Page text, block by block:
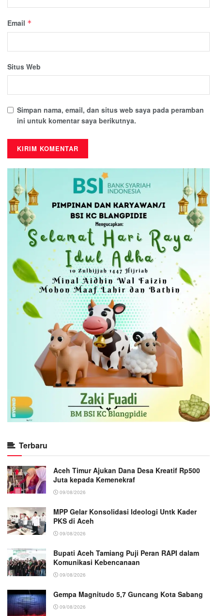
Email *
Situs Web
Simpan nama, email, dan situs web saya pada peramban
ini untuk komentar saya berikutnya.
Terbaru
Aceh Timur Ajukan Dana Desa Kreatif Rp500
Juta kepada Kemenekraf
09/08/2026
MPP Gelar Konsolidasi Ideologi Untk Kader
PKS di Aceh
09/08/2026
Bupati Aceh Tamiang Puji Peran RAPI dalam
Komunikasi Kebencanaan
09/08/2026
Gempa Magnitudo 5,7 Guncang Kota Sabang
09/08/2026